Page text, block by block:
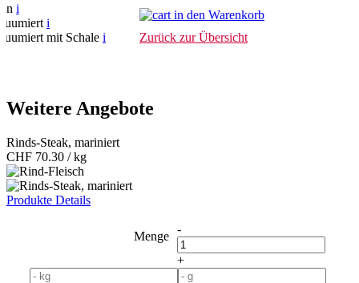
i
i
mit Schale i
in den Warenkorb
Zurück zur Übersicht
Weitere Angebote
Rinds-Steak, mariniert
CHF 70.30 / kg
Produkte Details
-
+
Menge